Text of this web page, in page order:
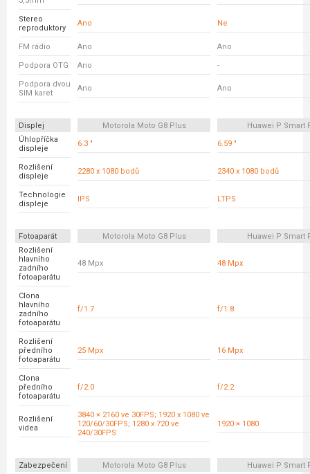
Stereo
reproduktory
Ano Ne
FM rádio Ano Ano
Podpora OTG Ano -
Podpora dvou
SIM karet
Ano Ano
Displej Motorola Moto G8 Plus
Huawei P Smart
Úhlopříčka
displeje
6.3 " 6.59 "
Rozlišení
displeje
2280 x 1080 bodů 2340 x 1080 bodů
Technologie
displeje
IPS LTPS
Fotoaparát Motorola Moto G8 Plus
Huawei P Smart
Rozlišení
hlavního
zadního
fotoaparátu
48 Mpx 48 Mpx
Clona
hlavního
zadního
fotoaparátu
f/1.7 f/1.8
Rozlišení
předního
fotoaparátu
25 Mpx 16 Mpx
Clona
předního
fotoaparátu
f/2.0 f/2.2
Rozlišení
videa
3840 × 2160 ve 30FPS; 1920 x 1080 ve
120/60/30FPS; 1280 x 720 ve
240/30FPS
1920 × 1080
Zabezpečení Motorola Moto G8 Plus
Huawei P Smart